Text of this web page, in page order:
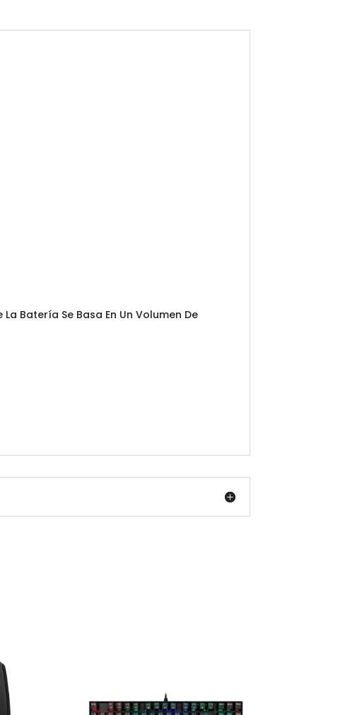
Batería Se Basa En Un Volumen De